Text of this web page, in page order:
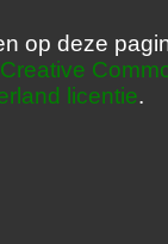
op deze
Creative
licentie.